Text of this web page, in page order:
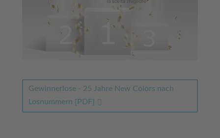
Gewinnerlose - 25 Jahre New Colors nach
Losnummern [PDF]